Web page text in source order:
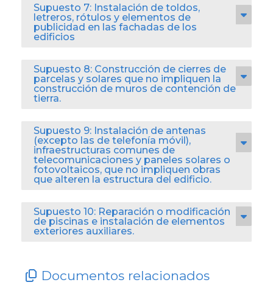
Supuesto 7: Instalación de toldos,
letreros, rótulos y elementos de
publicidad en las fachadas de los
edificios
Supuesto 8: Construcción de cierres de
parcelas y solares que no impliquen la
construcción de muros de contención de
tierra.
Supuesto 9: Instalación de antenas
(excepto las de telefonía móvil),
infraestructuras comunes de
telecomunicaciones y paneles solares o
fotovoltaicos, que no impliquen obras
que alteren la estructura del edificio.
Supuesto 10: Reparación o modificación
de piscinas e instalación de elementos
exteriores auxiliares.
Documentos relacionados